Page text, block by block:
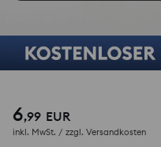
6,99 EUR
inkl. MwSt. / zzgl. Versandkosten